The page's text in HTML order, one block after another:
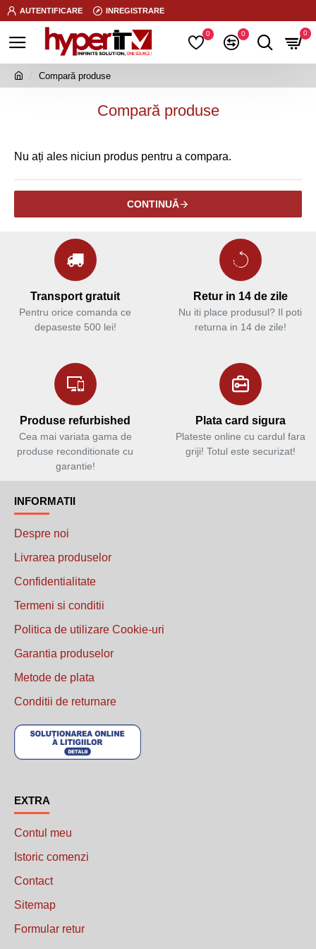
AUTENTIFICARE INREGISTRARE
0 0 0
Compară produse
Compară produse
Nu ați ales niciun produs pentru a compara.
CONTINUĂ
Transport gratuit
Pentru orice comanda ce
depaseste 500 lei!
Retur in 14 de zile
Nu iti place produsul? Il poti
returna in 14 de zile!
Produse refurbished
Cea mai variata gama de
produse reconditionate cu
garantie!
Plata card sigura
Plateste online cu cardul fara
griji! Totul este securizat!
INFORMATII
Despre noi
Livrarea produselor
Confidentialitate
Termeni si conditii
Politica de utilizare Cookie-uri
Garantia produselor
Metode de plata
Conditii de returnare
......................................
EXTRA
Contul meu
Istoric comenzi
Contact
Sitemap
Formular retur